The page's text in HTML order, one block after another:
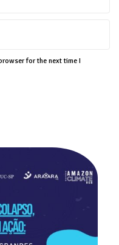
for the next time I